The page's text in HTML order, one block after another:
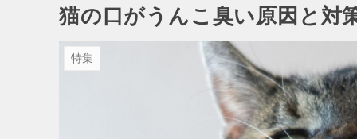
猫の口がうんこ臭い原因と対
特集